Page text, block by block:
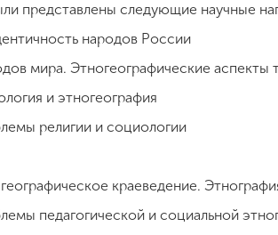
представлены следующие научные
народов России
мира. Этногеографические аспекты
и этногеография
религии и социологии
краеведение.
педагогической и социальной